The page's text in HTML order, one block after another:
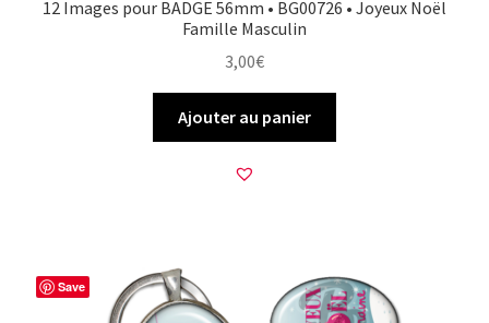
12 Images pour BADGE 56mm • BG00726 • Joyeux Noël
Famille Masculin
3,00€
Ajouter au panier
Save